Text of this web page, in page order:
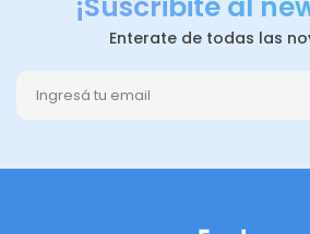
Enterate de todas las